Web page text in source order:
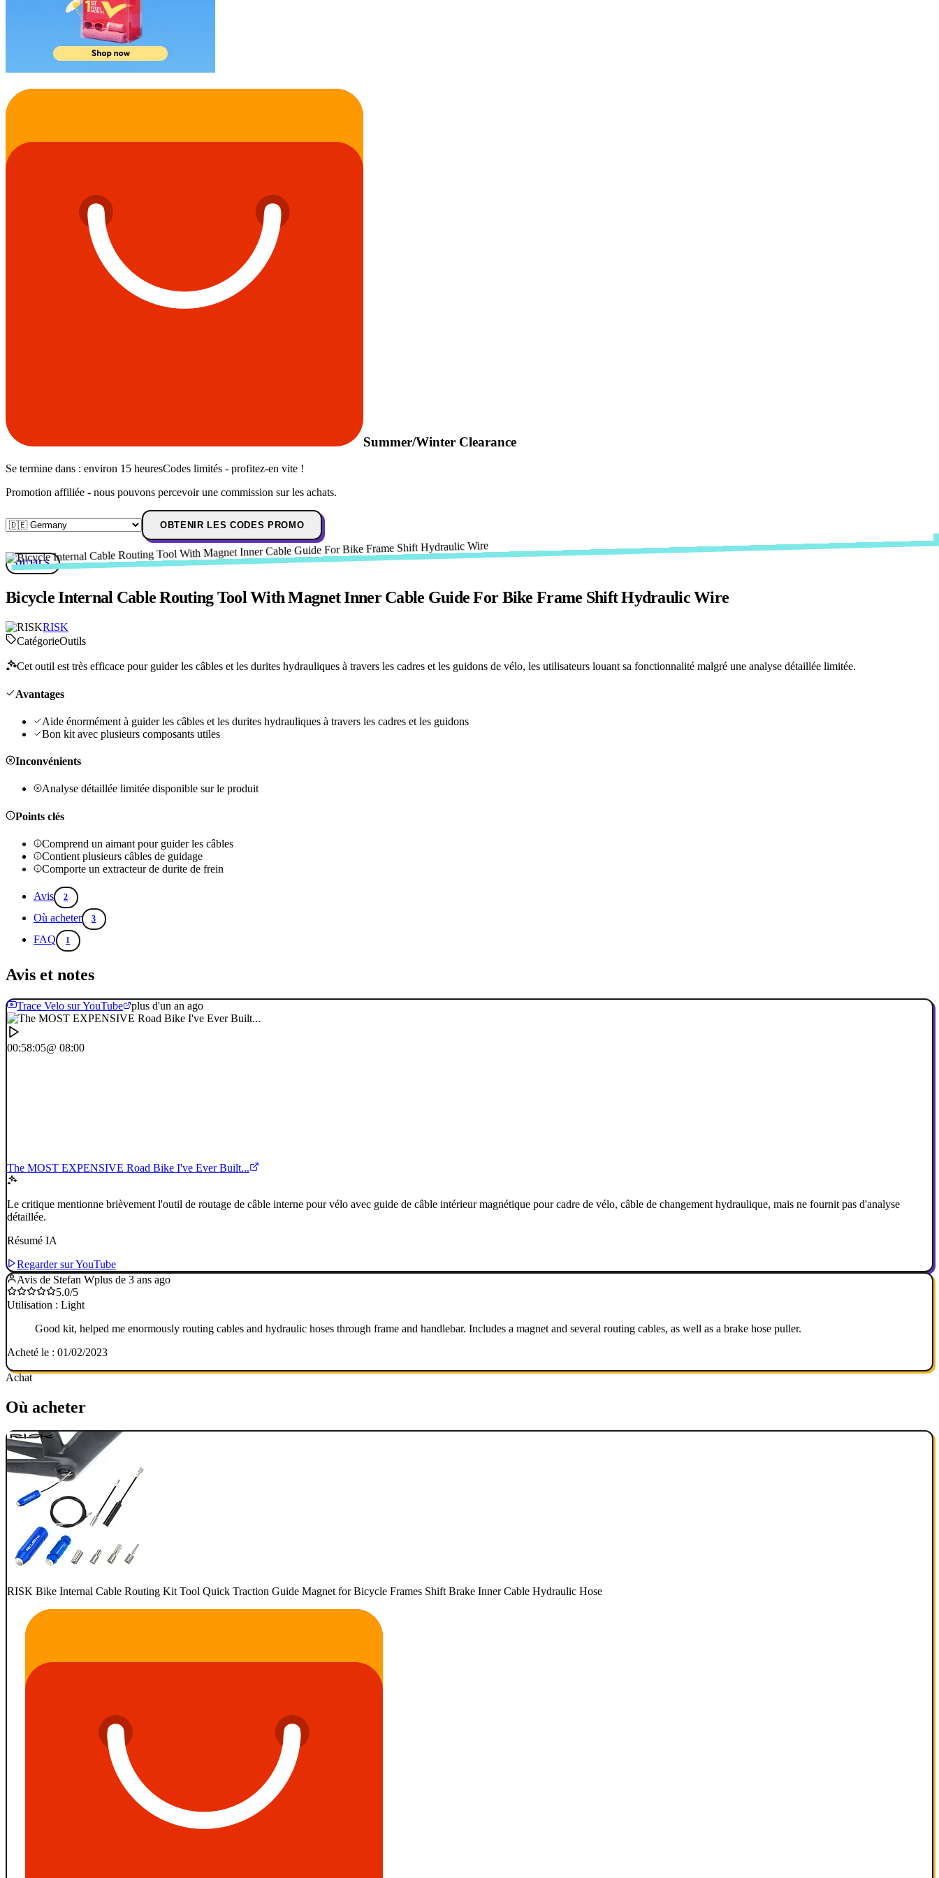
Summer/Winter Clearance
Se termine dans : environ 15 heuresCodes limités - profitez-en vite !
Promotion affiliée - nous pouvons percevoir une commission sur les achats.
OBTENIR LES CODES PROMO
OUTILS
Bicycle Internal Cable Routing Tool With Magnet Inner Cable Guide For Bike Frame Shift Hydraulic Wire
RISK
CatégorieOutils
Cet outil est très efficace pour guider les câbles et les durites hydrauliques à travers les cadres et les guidons de vélo, les utilisateurs louant sa fonctionnalité malgré une analyse détaillée limitée.
Avantages
Aide énormément à guider les câbles et les durites hydrauliques à travers les cadres et les guidons
Bon kit avec plusieurs composants utiles
Inconvénients
Analyse détaillée limitée disponible sur le produit
Points clés
Comprend un aimant pour guider les câbles
Contient plusieurs câbles de guidage
Comporte un extracteur de durite de frein
Avis 2
Où acheter 3
FAQ 1
Avis et notes
Trace Velo sur YouTube plus d'un an ago
00:58:05@ 08:00
The MOST EXPENSIVE Road Bike I've Ever Built...
Le critique mentionne brièvement l'outil de routage de câble interne pour vélo avec guide de câble intérieur magnétique pour cadre de vélo, câble de changement hydraulique, mais ne fournit pas d'analyse
détaillée.
Résumé IA
Regarder sur YouTube
Avis de Stefan Wplus de 3 ans ago
5.0/5
Utilisation : Light
Good kit, helped me enormously routing cables and hydraulic hoses through frame and handlebar. Includes a magnet and several routing cables, as well as a brake hose puller.
Acheté le : 01/02/2023
Achat
Où acheter
RISK Bike Internal Cable Routing Kit Tool Quick Traction Guide Magnet for Bicycle Frames Shift Brake Inner Cable Hydraulic Hose